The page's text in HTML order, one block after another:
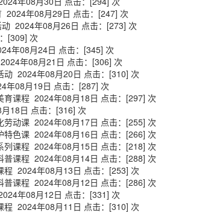
2024年08月29日 点击：[247] 次
2024年08月26日 点击：[273] 次
[309] 次
年08月24日 点击：[345] 次
2024年08月21日 点击：[306] 次
动 2024年08月20日 点击：[310] 次
年08月19日 点击：[287] 次
育课程 2024年08月18日 点击：[297] 次
18日 点击：[316] 次
劳动课 2024年08月17日 点击：[255] 次
特色课 2024年08月16日 点击：[266] 次
列课程 2024年08月15日 点击：[218] 次
普课程 2024年08月14日 点击：[288] 次
程 2024年08月13日 点击：[253] 次
普课程 2024年08月12日 点击：[286] 次
年08月12日 点击：[331] 次
程 2024年08月11日 点击：[310] 次